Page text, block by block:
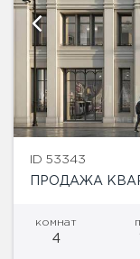
ID 53343
ПРОДАЖА
комнат
4